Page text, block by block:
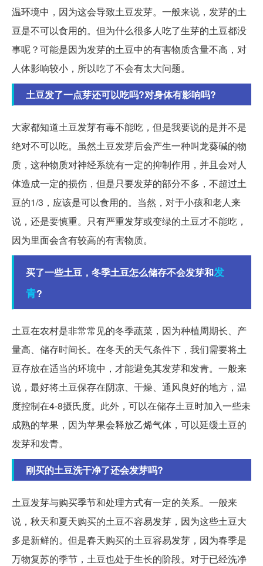
温环境中，因为这会导致土豆发芽。一般来说，发芽的土
豆是不可以食用的。但为什么很多人吃了生芽的土豆都没
事呢？可能是因为发芽的土豆中的有害物质含量不高，对
人体影响较小，所以吃了不会有太大问题。
土豆发了一点芽还可以吃吗?对身体有影响吗?
大家都知道土豆发芽有毒不能吃，但是我要说的是并不是
绝对不可以吃。虽然土豆发芽后会产生一种叫龙葵碱的物
质，这种物质对神经系统有一定的抑制作用，并且会对人
体造成一定的损伤，但是只要发芽的部分不多，不超过土
豆的1/3，应该是可以食用的。当然，对于小孩和老人来
说，还是要慎重。只有严重发芽或变绿的土豆才不能吃，
因为里面会含有较高的有害物质。
买了一些土豆，冬季土豆怎么储存不会发芽和发
青?
土豆在农村是非常常见的冬季蔬菜，因为种植周期长、产
量高、储存时间长。在冬天的天气条件下，我们需要将土
豆存放在适当的环境中，才能避免其发芽和发青。一般来
说，最好将土豆保存在阴凉、干燥、通风良好的地方，温
度控制在4-8摄氏度。此外，可以在储存土豆时加入一些未
成熟的苹果，因为苹果会释放乙烯气体，可以延缓土豆的
发芽和发青。
刚买的土豆洗干净了还会发芽吗?
土豆发芽与购买季节和处理方式有一定的关系。一般来
说，秋天和夏天购买的土豆不容易发芽，因为这些土豆大
多是新鲜的。但是春天购买的土豆容易发芽，因为春季是
万物复苏的季节，土豆也处于生长的阶段。对于已经洗净